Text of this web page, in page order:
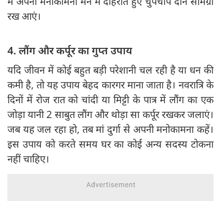
रख आएं।
4. लौंग और कर्पूर का गुप्त उपाय
यदि जीवन में कोई बहुत बड़ी परेशानी चल रही है या धन की
कमी है, तो यह उपाय बेहद कारगर माना जाता है। नवरात्रि के
दिनों में रोज रात को चांदी या मिट्टी के पात्र में लौंग का एक
जोड़ा यानी 2 साबुत लौंग और थोड़ा सा कर्पूर रखकर जलाएं।
जब यह जल रहा हो, तब मां दुर्गा से अपनी मनोकामना कहें।
इस उपाय को करते समय घर का कोई अन्य सदस्य टोकना
नहीं चाहिए।